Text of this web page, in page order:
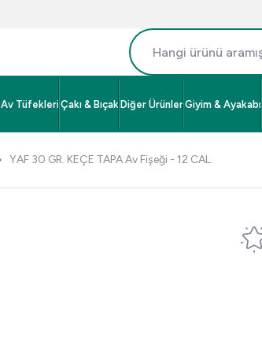
Av Tüfekleri Çakı & Bıçak Diğer Ürünler Giyim & Ayakabı
YAF 30 GR. KEÇE TAPA Av Fişeği - 12 CAL.